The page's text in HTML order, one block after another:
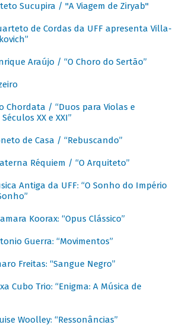
Sucupira / "A Viagem de Ziryab"
de Cordas da UFF apresenta Villa-
Araújo / “O Choro do Sertão”
Chordata / “Duos para Violas e
XX e XXI”
de Casa / “Rebuscando”
Réquiem / “O Arquiteto”
Antiga da UFF: “O Sonho do Império
Koorax: “Opus Clássico”
Guerra: “Movimentos”
Freitas: “Sangue Negro”
Cubo Trio: “Enigma: A Música de
Woolley: “Ressonâncias”